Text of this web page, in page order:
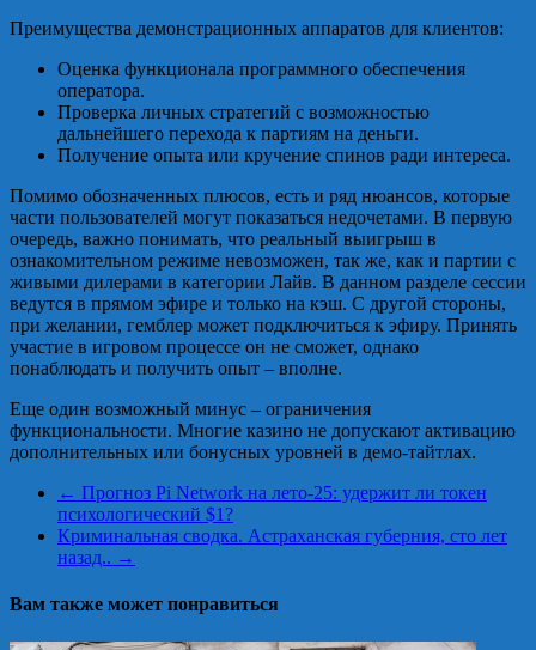
Преимущества демонстрационных аппаратов для клиентов:
Оценка функционала программного обеспечения
оператора.
Проверка личных стратегий с возможностью
дальнейшего перехода к партиям на деньги.
Получение опыта или кручение спинов ради интереса.
Помимо обозначенных плюсов, есть и ряд нюансов, которые
части пользователей могут показаться недочетами. В первую
очередь, важно понимать, что реальный выигрыш в
ознакомительном режиме невозможен, так же, как и партии с
живыми дилерами в категории Лайв. В данном разделе сессии
ведутся в прямом эфире и только на кэш. С другой стороны,
при желании, гемблер может подключиться к эфиру. Принять
участие в игровом процессе он не сможет, однако
понаблюдать и получить опыт – вполне.
Еще один возможный минус – ограничения
функциональности. Многие казино не допускают активацию
дополнительных или бонусных уровней в демо-тайтлах.
← Прогноз Pi Network на лето-25: удержит ли токен
психологический $1?
Криминальная сводка. Астраханская губерния, сто лет
назад.. →
Вам также может понравиться